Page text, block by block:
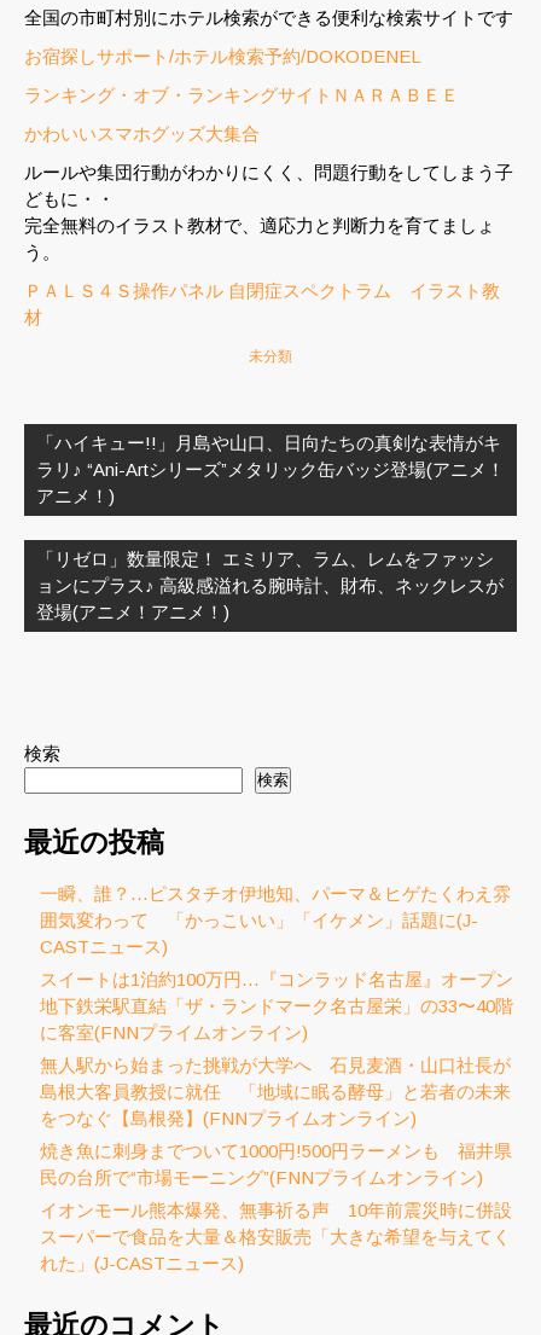
全国の市町村別にホテル検索ができる便利な検索サイトです
お宿探しサポート/ホテル検索予約/DOKODENEL
ランキング・オブ・ランキングサイトＮＡＲＡＢＥＥ
かわいいスマホグッズ大集合
ルールや集団行動がわかりにくく、問題行動をしてしまう子
どもに・・
完全無料のイラスト教材で、適応力と判断力を育てましょ
う。
ＰＡＬＳ４Ｓ操作パネル 自閉症スペクトラム イラスト教
材
未分類
稿
ナ
ビ
ゲ
ー
シ
ョ
ン
「ハイキュー!!」月島や山口、日向たちの真剣な表情がキ
ラリ♪ “Ani-Artシリーズ”メタリック缶バッジ登場(アニメ！
アニメ！)
「リゼロ」数量限定！ エミリア、ラム、レムをファッシ
ョンにプラス♪ 高級感溢れる腕時計、財布、ネックレスが
登場(アニメ！アニメ！)
検索
検索
最近の投稿
一瞬、誰？…ピスタチオ伊地知、パーマ＆ヒゲたくわえ雰
囲気変わって 「かっこいい」「イケメン」話題に(J-
CASTニュース)
スイートは1泊約100万円…『コンラッド名古屋』オープン
地下鉄栄駅直結「ザ・ランドマーク名古屋栄」の33〜40階
に客室(FNNプライムオンライン)
無人駅から始まった挑戦が大学へ 石見麦酒・山口社長が
島根大客員教授に就任 「地域に眠る酵母」と若者の未来
をつなぐ【島根発】(FNNプライムオンライン)
焼き魚に刺身までついて1000円!500円ラーメンも 福井県
民の台所で“市場モーニング”(FNNプライムオンライン)
イオンモール熊本爆発、無事祈る声 10年前震災時に併設
スーパーで食品を大量＆格安販売「大きな希望を与えてく
れた」(J-CASTニュース)
最近のコメント